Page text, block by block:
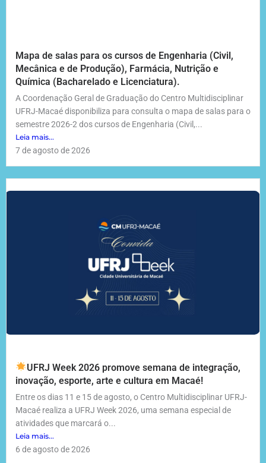
Mapa de salas para os cursos de Engenharia (Civil,
Mecânica e de Produção), Farmácia, Nutrição e
Química (Bacharelado e Licenciatura).
A Coordenação Geral de Graduação do Centro Multidisciplinar
UFRJ-Macaé disponibiliza para consulta o mapa de salas para o
semestre 2026-2 dos cursos de Engenharia (Civil,...
Leia mais...
7 de agosto de 2026
UFRJ Week 2026 promove semana de integração,
inovação, esporte, arte e cultura em Macaé!
Entre os dias 11 e 15 de agosto, o Centro Multidisciplinar UFRJ-
Macaé realiza a UFRJ Week 2026, uma semana especial de
atividades que marcará o...
Leia mais...
6 de agosto de 2026